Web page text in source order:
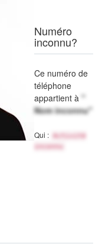
Numéro
inconnu?
Ce numéro de
téléphone
appartient à "
Nom inconnu"
Qui :
Activité
inconnu